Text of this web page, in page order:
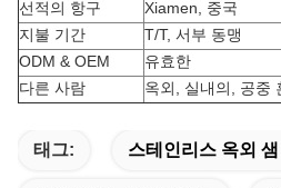
선적의 항구
Xiamen, 중국
지불 기간
T/T, 서부 동맹
ODM & OEM
유효한
다른 사람
옥외, 실내의, 공중
태그: 스테인리스 옥외 샘